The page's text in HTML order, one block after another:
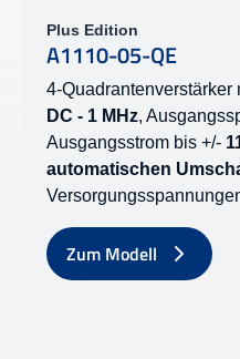
Plus Edition
A1110-05-QE
4-
DC - 1 MHz,
Ausgangsstrom bis +/-
automatischen
Zum Modell